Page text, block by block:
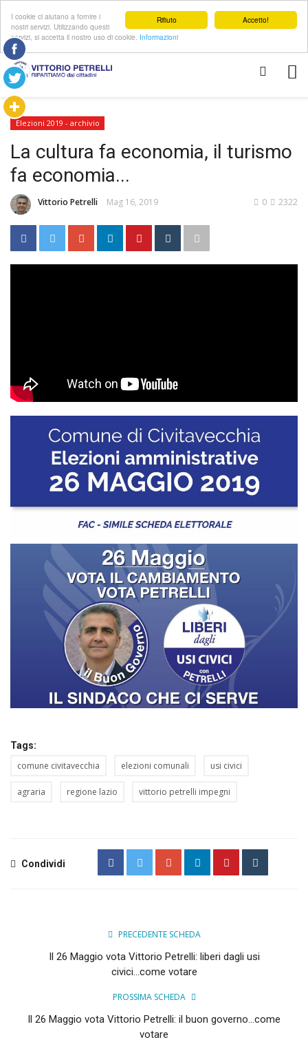
Accetto!
Rifiuto
I cookie ci aiutano a fornire i
nostri servizi. Utilizzando questi
servizi, si accetta il nostro uso di cookie. Informazioni
Elezioni 2019 - archivio
La cultura fa economia, il turismo
fa economia...
Vittorio Petrelli Mag 16, 2019 2322
0
Tags:
comune civitavecchia elezioni comunali usi civici
agraria regione lazio vittorio petrelli impegni
Condividi
PRECEDENTE SCHEDA
Il 26 Maggio vota Vittorio Petrelli: liberi dagli usi
civici...come votare
PROSSIMA SCHEDA
Il 26 Maggio vota Vittorio Petrelli: il buon governo...come
votare